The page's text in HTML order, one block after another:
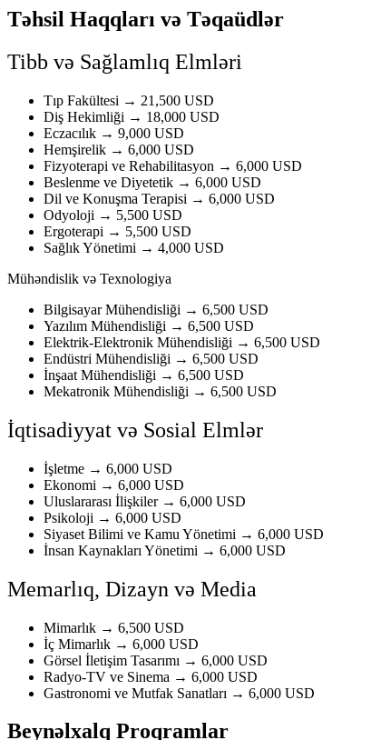
Təhsil Haqqları və Təqaüdlər
Tibb və Sağlamlıq Elmləri
Tıp Fakültesi → 21,500 USD
Diş Hekimliği → 18,000 USD
Eczacılık → 9,000 USD
Hemşirelik → 6,000 USD
Fizyoterapi ve Rehabilitasyon → 6,000 USD
Beslenme ve Diyetetik → 6,000 USD
Dil ve Konuşma Terapisi → 6,000 USD
Odyoloji → 5,500 USD
Ergoterapi → 5,500 USD
Sağlık Yönetimi → 4,000 USD
Mühəndislik və Texnologiya
Bilgisayar Mühendisliği → 6,500 USD
Yazılım Mühendisliği → 6,500 USD
Elektrik-Elektronik Mühendisliği → 6,500 USD
Endüstri Mühendisliği → 6,500 USD
İnşaat Mühendisliği → 6,500 USD
Mekatronik Mühendisliği → 6,500 USD
İqtisadiyyat və Sosial Elmlər
İşletme → 6,000 USD
Ekonomi → 6,000 USD
Uluslararası İlişkiler → 6,000 USD
Psikoloji → 6,000 USD
Siyaset Bilimi ve Kamu Yönetimi → 6,000 USD
İnsan Kaynakları Yönetimi → 6,000 USD
Memarlıq, Dizayn və Media
Mimarlık → 6,500 USD
İç Mimarlık → 6,000 USD
Görsel İletişim Tasarımı → 6,000 USD
Radyo-TV ve Sinema → 6,000 USD
Gastronomi ve Mutfak Sanatları → 6,000 USD
Beynəlxalq Proqramlar